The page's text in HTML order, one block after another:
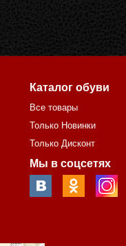
Каталог обуви
Все товары
Только Новинки
Только Дисконт
Мы в соцсетях